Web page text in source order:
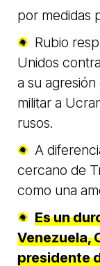
por medidas
Rubio
Unidos
a su
militar a
rusos.
A
cercano de
como una
Es un
Venezuela,
presidente